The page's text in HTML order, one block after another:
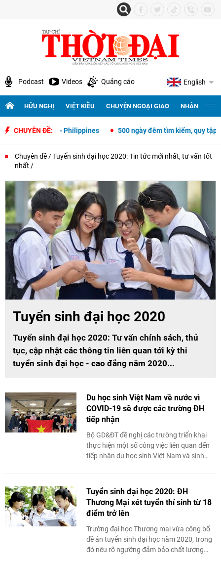
Podcast Videos Quảng cáo English
HỮU NGHỊ VIỆT KIỀU CHUYỆN NGOẠI GIAO NHÂN
CHUYÊN ĐỀ:
giao Việt Nam - Philippines 500 ngày đêm tìm kiếm, quy tập
Chuyên đề
Tuyển sinh đại học 2020: Tin tức mới nhất, tư vấn tốt
nhất
Tuyển sinh đại học 2020
Tuyển sinh đại học 2020: Tư vấn chính sách, thủ
tục, cập nhật các thông tin liên quan tới kỳ thi
tuyển sinh đại học - cao đẳng năm 2020...
Du học sinh Việt Nam về nước vì
COVID-19 sẽ được các trường ĐH
tiếp nhận
Bộ GD&ĐT đề nghị các trường triển khai
thực hiện một số công việc liên quan đến
tiếp nhận du học sinh Việt Nam và sinh
Tuyển sinh đại học 2020: ĐH
Thương Mại xét tuyển thí sinh từ 18
điểm trở lên
Trường đại học Thương mại vừa công bố
đề án tuyển sinh đại học năm 2020, trong
đó nêu rõ ngưỡng đảm bảo chất lượng